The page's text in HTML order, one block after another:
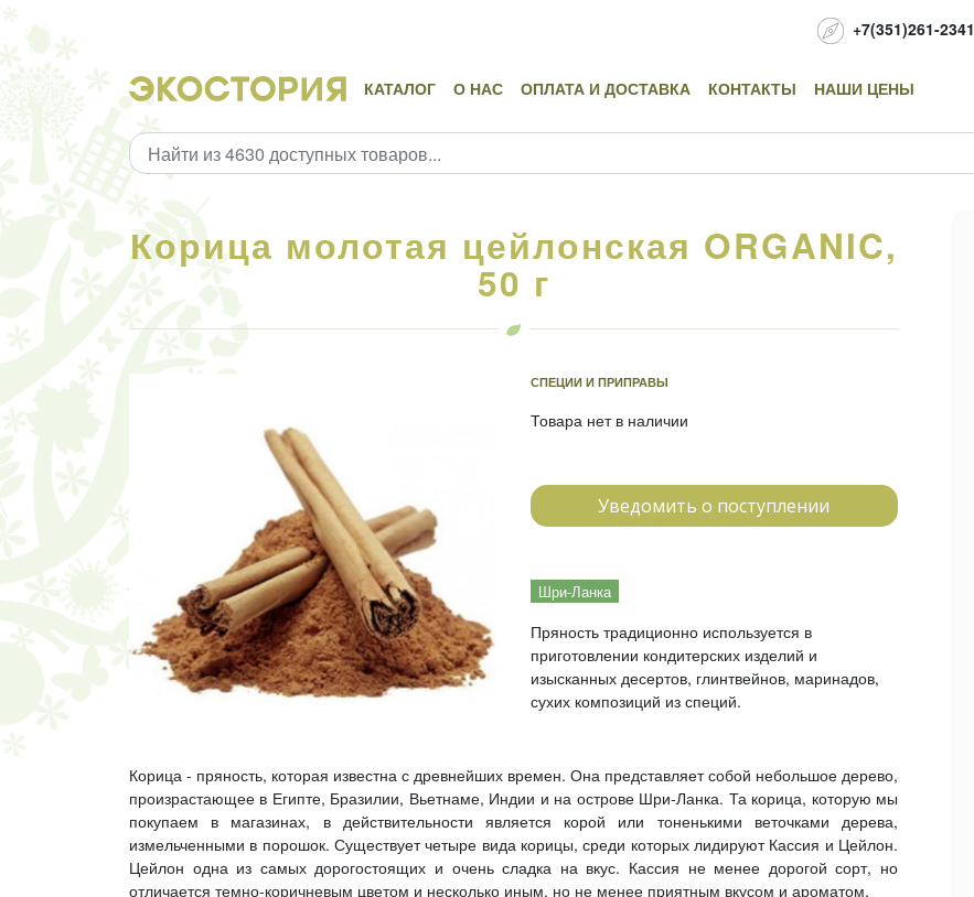
+7(351)261-2341
КАТАЛОГ О НАС ОПЛАТА И ДОСТАВКА КОНТАКТЫ НАШИ ЦЕНЫ
Корица молотая цейлонская ORGANIC,
50 г
СПЕЦИИ И ПРИПРАВЫ
Товара нет в наличии
Уведомить о поступлении
Шри-Ланка
Пряность традиционно используется в
приготовлении кондитерских изделий и
изысканных десертов, глинтвейнов, маринадов,
сухих композиций из специй.
Корица - пряность, которая известна с древнейших времен. Она представляет собой небольшое дерево,
произрастающее в Египте, Бразилии, Вьетнаме, Индии и на острове Шри-Ланка. Та корица, которую мы
покупаем в магазинах, в действительности является корой или тоненькими веточками дерева,
измельченными в порошок. Существует четыре вида корицы, среди которых лидируют Кассия и Цейлон.
Цейлон одна из самых дорогостоящих и очень сладка на вкус. Кассия не менее дорогой сорт, но
отличается темно-коричневым цветом и несколько иным, но не менее приятным вкусом и ароматом.